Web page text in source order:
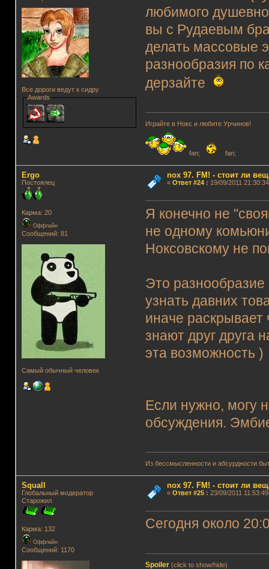
Все дороги ведут к сидру
Awards
любимого
вы с Рудаевым
делать массовые
разнообразия по
дерзайте
Играйте в Нокс и любите Урчинов!
fan; fan;
Ergo
Постоялец
Карма: 20
Оффлайн
Сообщений: 81
Самый обычный человек
nox 97. FM! - стоит ли
« Ответ #24: 19/09/2011
Я конечно не
не одному
Ноксовскому не
Это
узнать давних
иначе раскрывает
знают друг друга
эта возможность )
Если нужно, могу
обсуждения.
Из бессмысленности и абсурдности
Squall
Глобальный модератор
Старожил
Карма: 132
Оффлайн
Сообщений: 1170
nox 97. FM! - стоит ли
« Ответ #25: 23/09/2011
Сегодня около
Spoiler (click to show/hide)